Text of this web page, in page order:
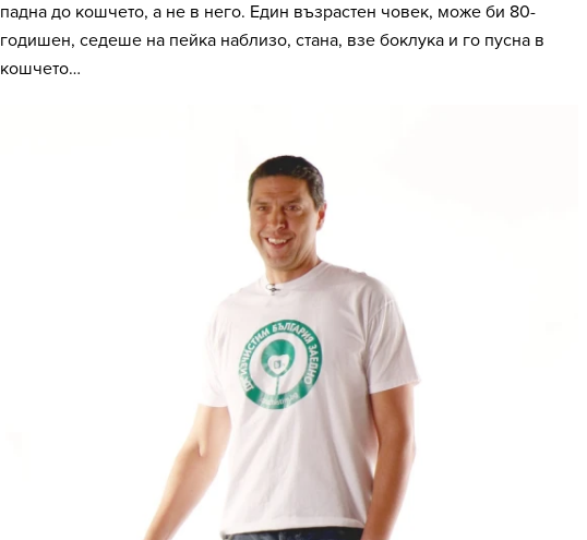
падна до кошчето, а не в него. Един възрастен човек, може би 80-
годишен, седеше на пейка наблизо, стана, взе боклука и го пусна в
кошчето…